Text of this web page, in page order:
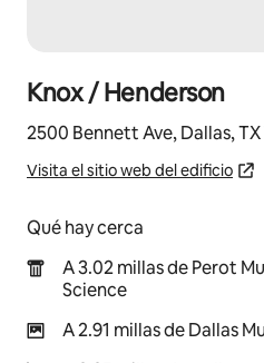
Knox / Henderson
2500 Bennett Ave, Dallas, TX
Visita el sitio web del edificio
Qué hay cerca
A 3.02 millas de Perot
Science
A 2.91 millas de Dallas